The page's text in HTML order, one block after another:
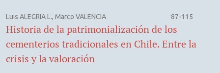
Luis ALEGRIA L., Marco VALENCIA 87-115
Historia de la patrimonialización de los
cementerios tradicionales en Chile. Entre la
crisis y la valoración